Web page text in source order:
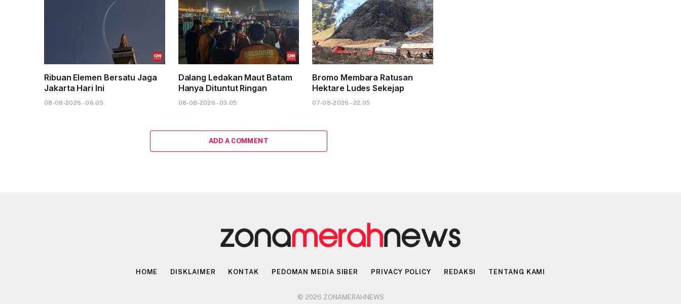
Ribuan Elemen Bersatu Jaga
Jakarta Hari Ini
08-08-2026 - 06.05
Dalang Ledakan Maut Batam
Hanya Dituntut Ringan
08-08-2026 - 03.05
Bromo Membara Ratusan
Hektare Ludes Sekejap
07-08-2026 - 22.05
ADD A COMMENT
HOME DISKLAIMER KONTAK PEDOMAN MEDIA SIBER PRIVACY POLICY REDAKSI TENTANG KAMI
© 2026 ZONAMERAHNEWS